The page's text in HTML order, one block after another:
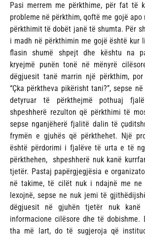
Pasi merrem me përkthime, për fat të
probleme në përkthim, qoftë me gojë apo
përkthimit të dobët janë të shumta. Për
i madh në përkthimin me gojë është kur
flasin shumë shpejt dhe kështu na
kryejmë punën tonë në mënyrë
dëgjuesit tanë marrin një përkthim,
“Çka përktheva pikërisht tani?”, sepse
detyruar të përkthejmë pothuaj
shpeshherë rezulton që përkthimi të
sepse nganjëherë fjalitë dalin të
frymën e gjuhës që përkthehet. Një
është përdorimi i fjalëve të urta e të
përkthehen, shpeshherë nuk kanë
tjetër. Pastaj papërgjegjësia e
në takime, të cilët nuk i ndajnë me ne
lexojnë, sepse ne nuk jemi të
dëgjuesit në gjuhën tjetër nuk kanë
informacione cilësore dhe të dobishme.
tha më lart, do të sugjeroja që